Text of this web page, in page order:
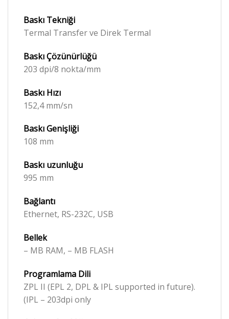
Baskı Tekniği
Termal Transfer ve Direk Termal
BaskıÇözünürlüğü
203 dpi/8 nokta/mm
Baskı Hızı
152,4 mm/sn
Baskı Genişliği
108 mm
Baskı uzunluğu
995 mm
Bağlantı
Ethernet, RS-232C, USB
Bellek
– MB RAM, – MB FLASH
Programlama Dili
ZPL II (EPL 2, DPL & IPL supported in future).
(IPL – 203dpi only